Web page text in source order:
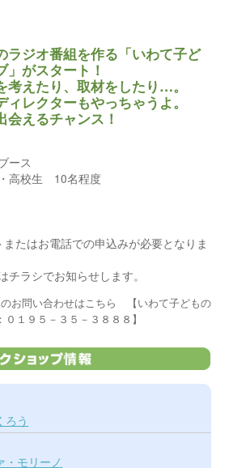
ラジオ番組を作る「いわて子ど
」がスタート！
考えたり、取材をしたり…。
レクターもやっちゃうよ。
えるチャンス！
ース
高校生 10名程度
たはお電話での申込みが必要となりま
ラシでお知らせします。
お問い合わせはこちら 【いわて子どもの
１９５－３５－３８８８】
う
モリーノ